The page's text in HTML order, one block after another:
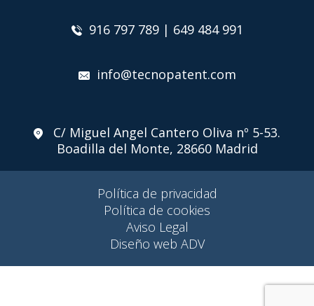
916 797 789 | 649 484 991
info@tecnopatent.com
C/ Miguel Angel Cantero Oliva nº 5-53.
Boadilla del Monte, 28660 Madrid
Política de privacidad
Política de cookies
Aviso Legal
Diseño web ADV